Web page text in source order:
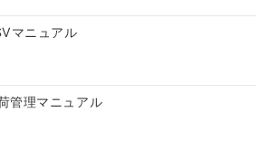
マニュアル
管理マニュアル